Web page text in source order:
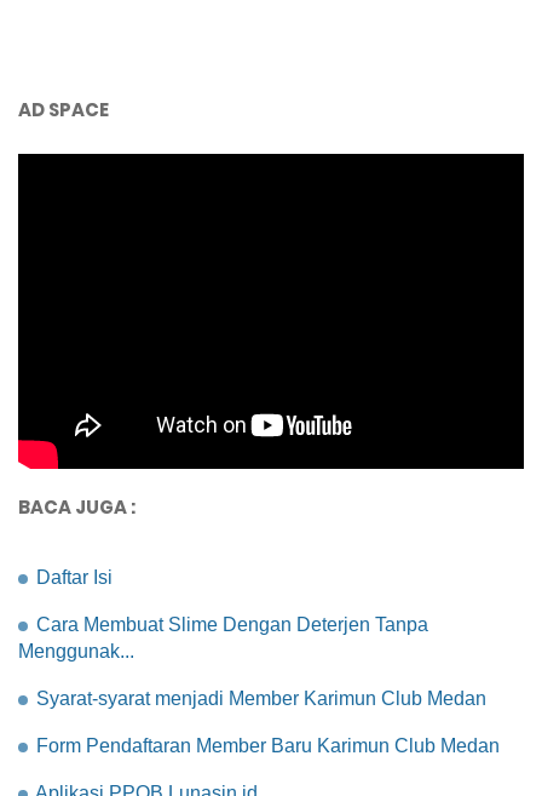
AD SPACE
BACA JUGA :
Daftar Isi
Cara Membuat Slime Dengan Deterjen Tanpa
Menggunak...
Syarat-syarat menjadi Member Karimun Club Medan
Form Pendaftaran Member Baru Karimun Club Medan